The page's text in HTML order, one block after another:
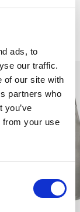
ads, to
our traffic.
of our site with
partners who
you’ve
from your use